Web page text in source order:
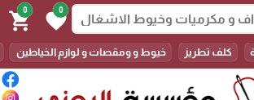
0
favorite
0
shopping_cart
كلف تطريز خيوط و ومقصات و لوازم الخياطين